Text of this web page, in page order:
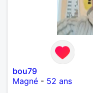
bou79
Magné - 52 ans